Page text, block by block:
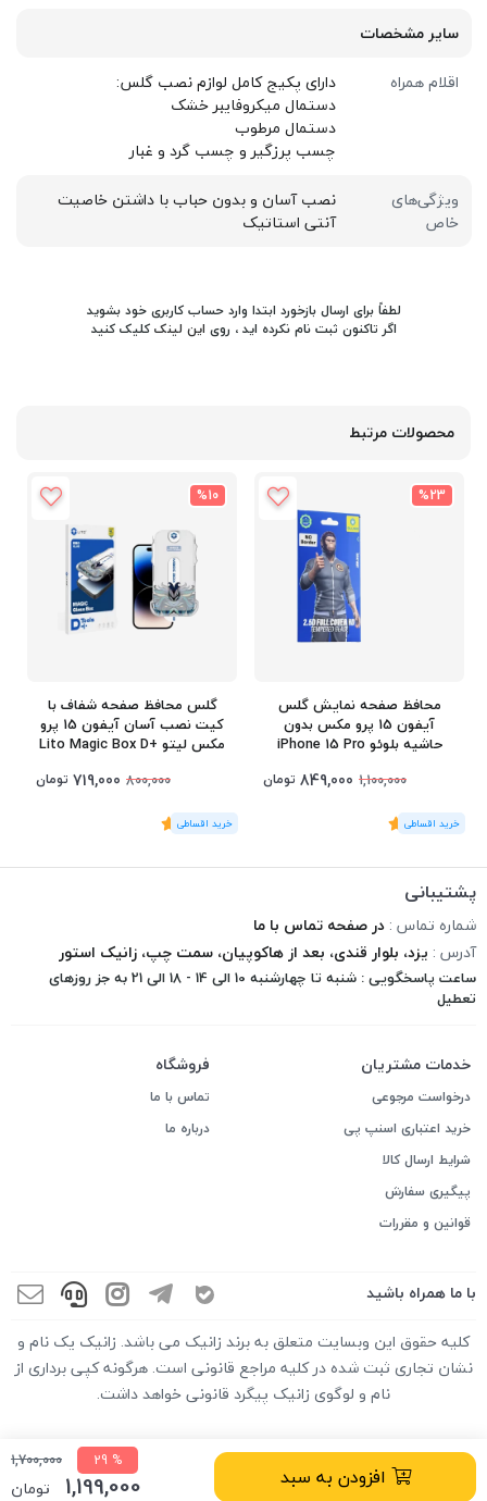
افزودن به سبد
% 29
1,700,000
1,199,000 تومان
سایر مشخصات
اقلام همراه
دارای پکیج کامل لوازم نصب گلس:
دستمال میکروفایبر خشک
دستمال مرطوب
چسب پرزگیر و چسب گرد و غبار
ویژگی‌های
خاص
نصب آسان و بدون حباب با داشتن خاصیت
آنتی استاتیک
لطفاً برای ارسال بازخورد ابتدا وارد حساب کاربری خود بشوید
اگر تاکنون ثبت نام نکرده اید ، روی این لینک کلیک کنید
محصولات مرتبط
%23
محافظ صفحه نمایش گلس
آیفون 15 پرو مکس بدون
حاشیه بلوئو iPhone 15 Pro
1,100,000
849,000 تومان
(1رای)
5
%10
گلس محافظ صفحه شفاف با
کیت نصب آسان آیفون 15 پرو
مکس لیتو Lito Magic Box D+
800,000
719,000 تومان
(1رای)
5
پشتیبانی
شماره تماس : در صفحه تماس با ما
آدرس : یزد، بلوار قندی، بعد از هاکوپیان، سمت چپ، زانیک استور
ساعت پاسخگویی : شنبه تا چهارشنبه 10 الی 14 - 18 الی 21 به جز روزهای
تعطیل
خدمات مشتریان
درخواست مرجوعی
خرید اعتباری اسنپ پی
شرایط ارسال کالا
پیگیری سفارش
قوانین و مقررات
فروشگاه
تماس با ما
درباره ما
با ما همراه باشید
کلیه حقوق این وبسایت متعلق به برند زانیک می باشد. زانیک یک نام و
نشان تجاری ثبت شده در کلیه مراجع قانونی است. هرگونه کپی برداری از
نام و لوگوی زانیک پیگرد قانونی خواهد داشت.